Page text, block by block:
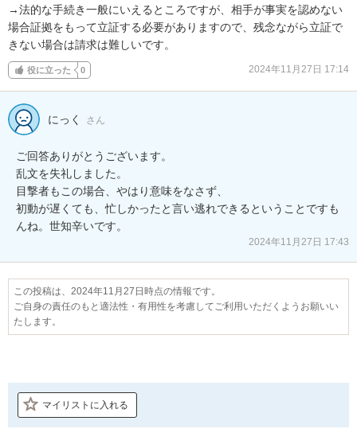
→法的な手続き一般にいえるところですが、相手が事実を認めない
場合証拠をもって立証する必要がありますので、残念ながら立証で
きない場合は請求は難しいです。
役に立った 0 2024年11月27日 17:14
にっく さん
ご回答ありがとうございます。
乱文を失礼しました。
目撃者もこの場合、やはり意味をなさず、
初動が遅くても、忙しかったと言い逃れできるということですも
んね。世知辛いです。
2024年11月27日 17:43
この投稿は、2024年11月27日時点の情報です。
ご自身の責任のもと適法性・有用性を考慮してご利用いただくようお願いい
たします。
マイリストに入れる